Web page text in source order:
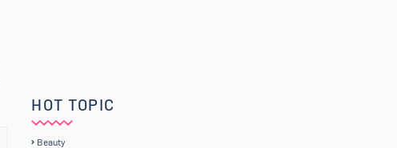
HOT TOPIC
Beauty